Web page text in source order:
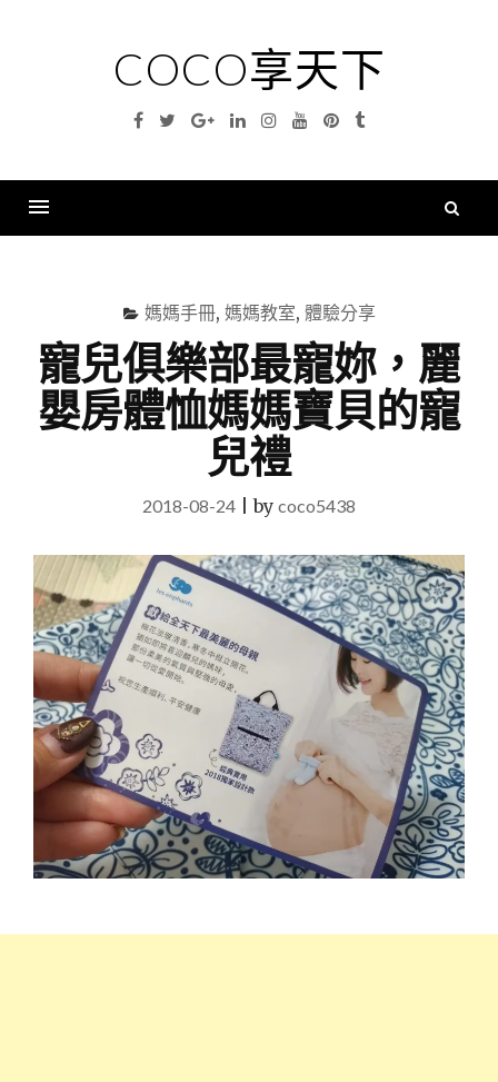
COCO享天下
Facebook
TwitterGoogleLinkedinInstagramYouTubePinterest
Tumblr
媽媽手冊, 媽媽教室, 體驗分享
寵兒俱樂部最寵妳，麗
嬰房體恤媽媽寶貝的寵
兒禮
2018-08-24 |by coco5438